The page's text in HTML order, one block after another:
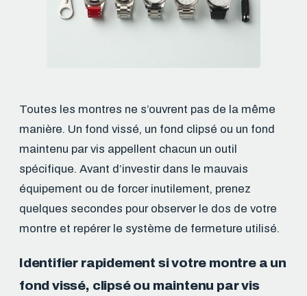
Toutes les montres ne s’ouvrent pas de la même
manière. Un fond vissé, un fond clipsé ou un fond
maintenu par vis appellent chacun un outil
spécifique. Avant d’investir dans le mauvais
équipement ou de forcer inutilement, prenez
quelques secondes pour observer le dos de votre
montre et repérer le système de fermeture utilisé.
Identifier rapidement si votre montre a un
fond vissé, clipsé ou maintenu par vis